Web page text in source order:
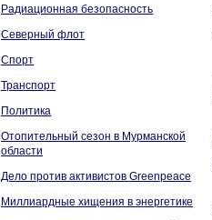
Радиационная безопасность
Северный флот
Спорт
Транспорт
Политика
Отопительный сезон в Мурманской
области
Дело против активистов Greenpeace
Миллиардные хищения в энергетике